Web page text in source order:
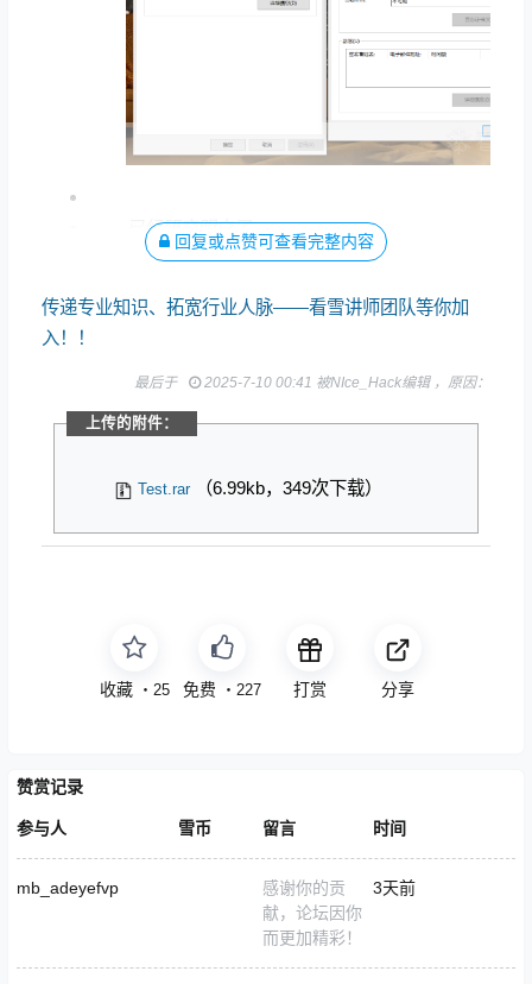
已经研究明白了
回复或点赞可查看完整内容
传递专业知识、拓宽行业人脉——看雪讲师团队等你加
入！！
最后于 2025-7-10 00:41 被NIce_Hack编辑 ，原因：
上传的附件：
Test.rar （6.99kb，349次下载）
收藏 ・ 25 免费 ・ 227 打赏 分享
赞赏记录
参与人 雪币 留言 时间
mb_adeyefvp
感谢你的贡
献，论坛因你
而更加精彩！
3天前